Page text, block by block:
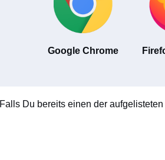
Google Chrome
Falls Du bereits einen der